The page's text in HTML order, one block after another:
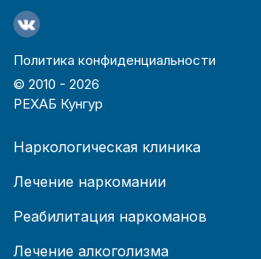
Политика конфиденциальности
© 2010 - 2026
РЕХАБ Кунгур
Наркологическая клиника
Лечение наркомании
Реабилитация наркоманов
Лечение алкоголизма